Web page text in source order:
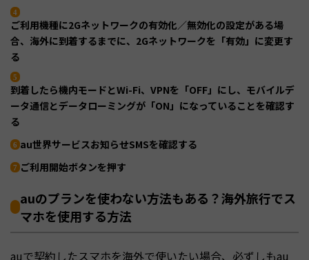
ご利用機種に2Gネットワークの有効化／無効化の設定がある場
合、海外に到着するまでに、2Gネットワークを「有効」に変更す
る
到着したら機内モードとWi-Fi、VPNを「OFF」にし、モバイルデ
ータ通信とデータローミングが「ON」になっていることを確認す
る
au世界サービスお知らせSMSを確認する
ご利用開始ボタンを押す
auのプランを使わない方法もある？海外旅行でス
マホを使用する方法
auで契約したスマホを海外で使いたい場合、必ずしもau